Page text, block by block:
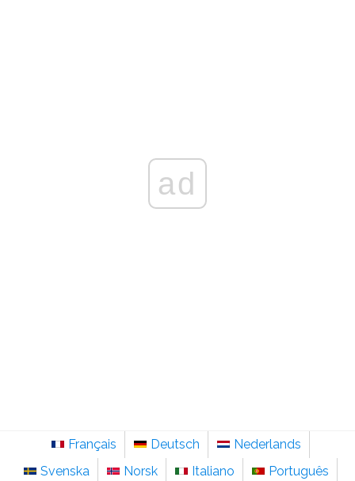
ad
Français Deutsch
Nederlands
Svenska
Norsk Italiano Português